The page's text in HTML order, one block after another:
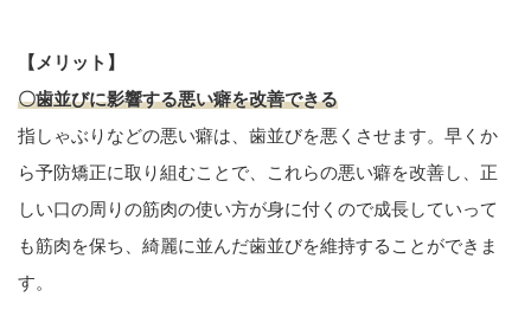
【メリット】
〇歯並びに影響する悪い癖を改善できる
指しゃぶりなどの悪い癖は、歯並びを悪くさせます。早くか
ら予防矯正に取り組むことで、これらの悪い癖を改善し、正
しい口の周りの筋肉の使い方が身に付くので成長していって
も筋肉を保ち、綺麗に並んだ歯並びを維持することができま
す。